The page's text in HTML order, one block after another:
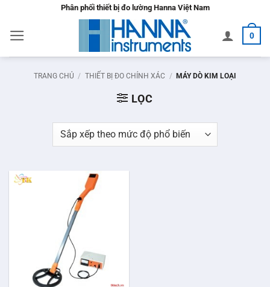
nội
dung
Phân phối thiết bị đo lường Hanna Việt Nam
0
TRANG CHỦ / THIẾT BỊ ĐO CHÍNH XÁC / MÁY DÒ KIM LOẠI
LỌC